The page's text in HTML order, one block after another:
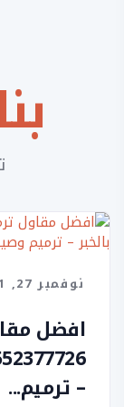
نوفمبر 27, 2021
افضل
– ترميم...